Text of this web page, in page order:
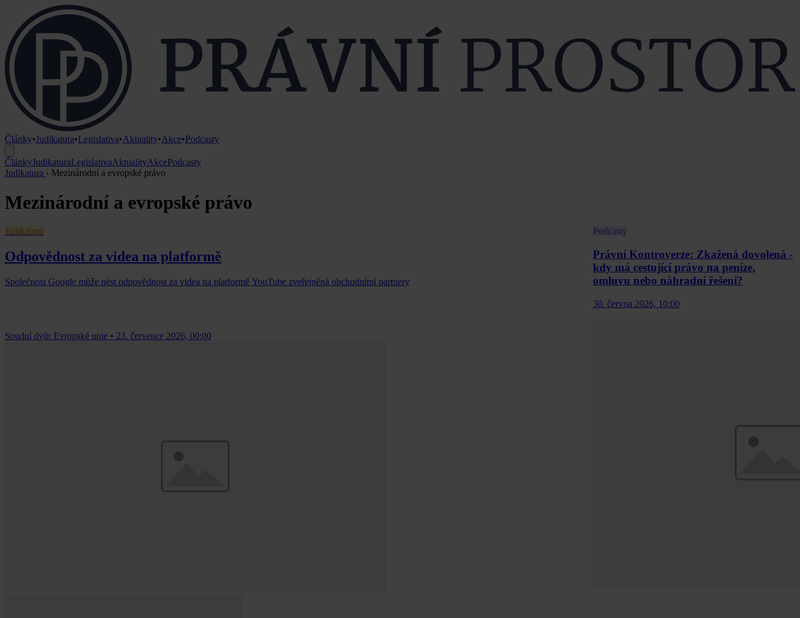
Články•Judikatura•Legislativa•Aktuality•Akce•Podcasty
ČlánkyJudikaturaLegislativaAktualityAkcePodcasty
Judikatura › Mezinárodní a evropské právo
Mezinárodní a evropské právo
Judikatura
Odpovědnost za videa na platformě
Společnost Google může nést odpovědnost za videa na platformě YouTube zveřejněná obchodními partnery
Soudní dvůr Evropské unie • 23. července 2026, 00:00
Podcasty
Právní Kontroverze: Zkažená dovolená -
kdy má cestující právo na peníze,
omluvu nebo náhradní řešení?
30. června 2026, 10:00